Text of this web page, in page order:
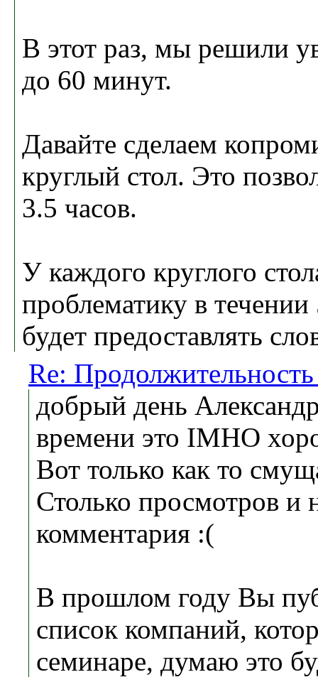
В этот раз, мы решили
до 60 минут.
Давайте сделаем
круглый стол. Это
3.5 часов.
У каждого круглого
проблематику в
будет предоставлять
Re:
добрый день
времени это IMHO
Вот только как то
Столько просмотров и
комментария :(
В прошлом году Вы
список компаний,
семинаре, думаю это